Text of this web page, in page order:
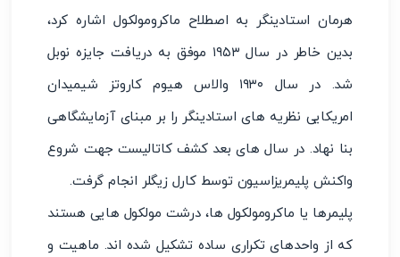
هرمان استادینگر به اصطلاح ماکرومولکول اشاره کرد،
بدین خاطر در سال ۱۹۵۳ موفق به دریافت جایزه نوبل
شد. در سال ۱۹۳۰ والاس هیوم کاروتز شیمیدان
امریکایی نظریه های استادینگر را بر مبنای آزمایشگاهی
بنا نهاد. در سال های بعد کشف کاتالیست جهت شروع
واکنش پلیمریزاسیون توسط کارل زیگلر انجام گرفت.
پلیمرها یا ماکرومولکول ها، درشت مولکول هایی هستند
که از واحدهای تکراری ساده تشکیل شده اند. ماهیت و